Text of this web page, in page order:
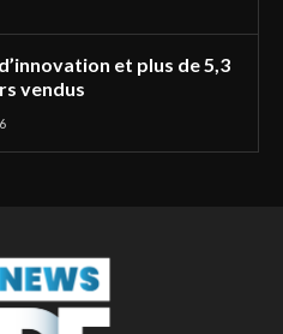
et plus de 5,3
vendus